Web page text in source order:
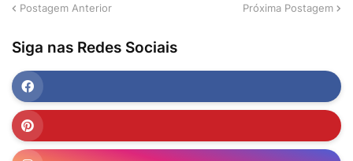
Postagem Anterior Próxima Postagem
Siga nas Redes Sociais